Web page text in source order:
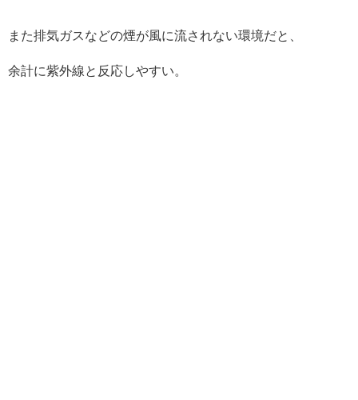
また排気ガスなどの煙が風に流されない環境だと、
余計に紫外線と反応しやすい。